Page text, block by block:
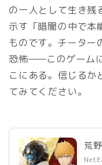
の一人として生き
示す「暗闇の中で本
ものです。チーター
恐怖——このゲーム
こにある。信じる
てみてください。
荒